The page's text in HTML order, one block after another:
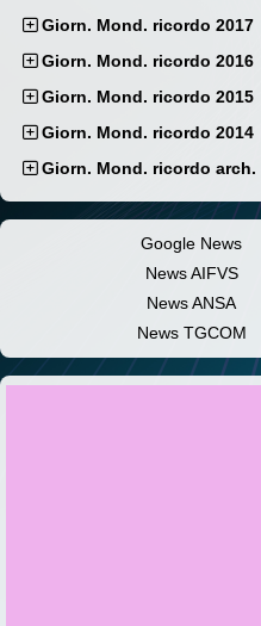
Giorn. Mond. ricordo 2017
Giorn. Mond. ricordo 2016
Giorn. Mond. ricordo 2015
Giorn. Mond. ricordo 2014
Giorn. Mond. ricordo arch.
Google News
News AIFVS
News ANSA
News TGCOM